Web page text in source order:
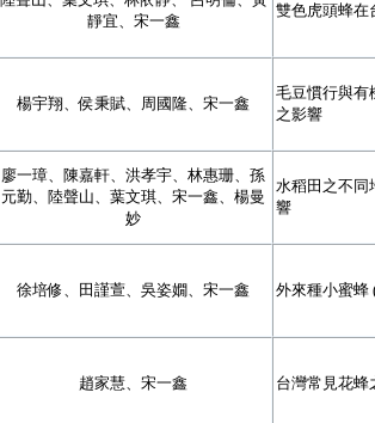
靜宜、宋一鑫
雙色虎頭蜂在
楊宇翔、侯秉賦、周國隆、宋一鑫
毛豆慣行與有
之影響
廖一璋、陳嘉軒、洪孝宇、林惠珊、孫
元勤、陸聲山、葉文琪、宋一鑫、楊曼
妙
水稻田之不同
響
徐培修、田謹萱、吳姿嫺、宋一鑫 外來種小蜜蜂
趙家慧、宋一鑫 台灣常見花蜂